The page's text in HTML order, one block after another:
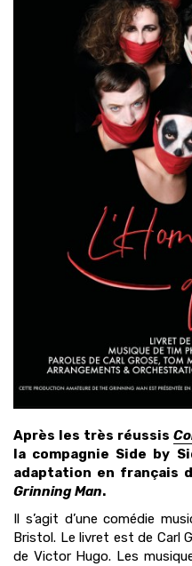
Après les très réussis
la compagnie Side by
adaptation en français
Grinning Man.
Il s’agit d’une comédie
Bristol. Le livret est de Carl
de Victor Hugo. Les